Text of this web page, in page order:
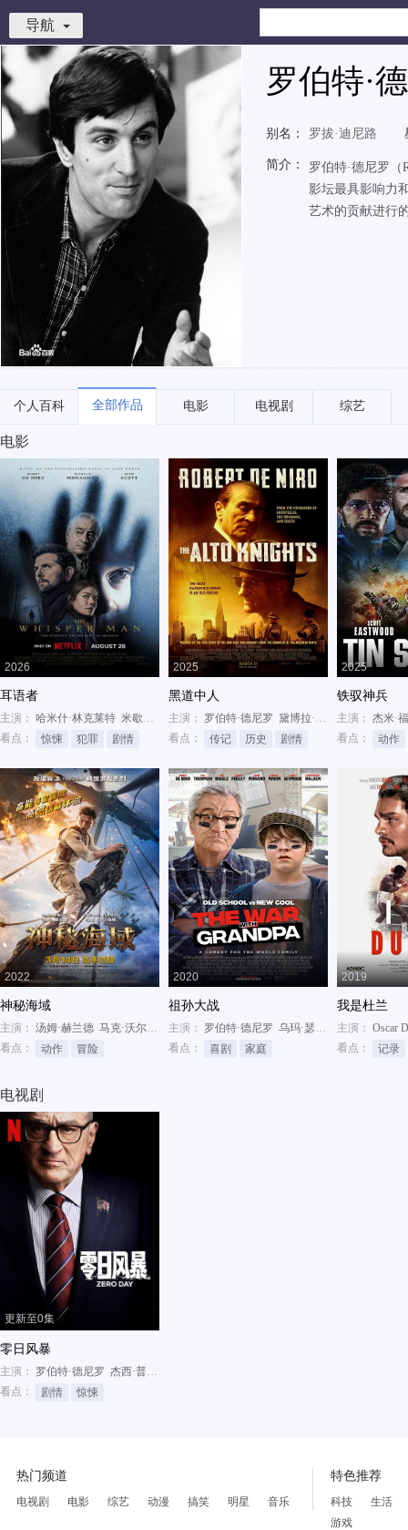
导航
罗伯特·
别名： 罗拔·迪尼路
简介：
罗伯特·德尼罗
影坛最具影响力
艺术的贡献进行
个人百科 全部作品 电影 电视剧 综艺
电影
2026
耳语者
主演： 哈米什·林克莱特 米歇尔·莫纳汉
罗伯特·德尼罗
看点：
惊悚 犯罪 剧情
2025
黑道中人
主演： 罗伯特·德尼罗 黛博拉·梅辛
柯斯莫·贾维
看点：
传记 历史 剧情
2025
铁驭神兵
主演： 杰米·
看点：
动作
2022
神秘海域
主演： 汤姆·赫兰德 马克·沃尔伯格
安东尼奥·班德拉斯
看点：
动作 冒险
2020
祖孙大战
主演： 罗伯特·德尼罗 乌玛·瑟曼
劳拉·马兰洛
看点：
喜剧 家庭
2019
我是杜兰
主演： Oscar
看点：
记录
电视剧
更新至0集
零日风暴
主演： 罗伯特·德尼罗 杰西·普莱蒙
看点：
剧情 惊悚
热门频道
电视剧 电影 综艺 动漫 搞笑 明星 音乐
特色推荐
科技
生活
游戏